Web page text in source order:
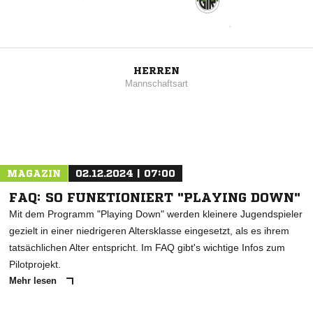
HERREN
Mannschaftsart
MAGAZIN 02.12.2024 | 07:00
FAQ: SO FUNKTIONIERT "PLAYING DOWN"
Mit dem Programm "Playing Down" werden kleinere Jugendspieler
gezielt in einer niedrigeren Altersklasse eingesetzt, als es ihrem
tatsächlichen Alter entspricht. Im FAQ gibt's wichtige Infos zum
Pilotprojekt.
Mehr lesen